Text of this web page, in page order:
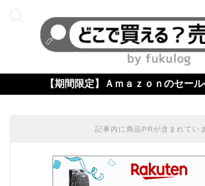
【期間限定】Ａｍａｚｏｎのセー
記事内に商品PRが含まれてい